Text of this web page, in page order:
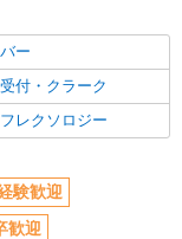
得実績あり
族・役職・インセン
ー
付・クラーク
レクソロジー
験歓迎
歓迎